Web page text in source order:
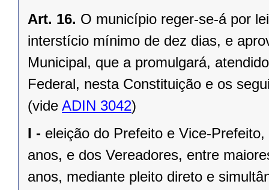
Art. 16. O município reger-se-á por
interstício mínimo de dez dias, e
Municipal, que a promulgará,
Federal, nesta Constituição e os
(vide ADIN 3042)
I - eleição do Prefeito e Vice-
anos, e dos Vereadores, entre
anos, mediante pleito direto e